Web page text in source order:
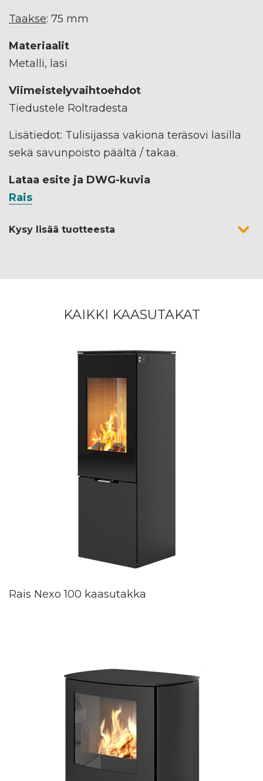
Taakse: 75 mm
Materiaalit
Metalli, lasi
Viimeistelyvaihtoehdot
Tiedustele Roltradesta
Lisätiedot: Tulisijassa vakiona teräsovi lasilla
sekä savunpoisto päältä / takaa.
Lataa esite ja DWG-kuvia
Rais
Kysy lisää tuotteesta
KAIKKI KAASUTAKAT
Rais Nexo 100 kaasutakka